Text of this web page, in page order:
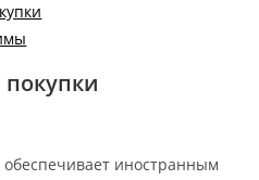
обеспечивает иностранным